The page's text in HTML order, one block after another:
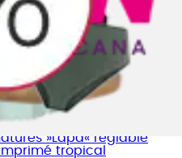
»Lapa« réglable
tropical